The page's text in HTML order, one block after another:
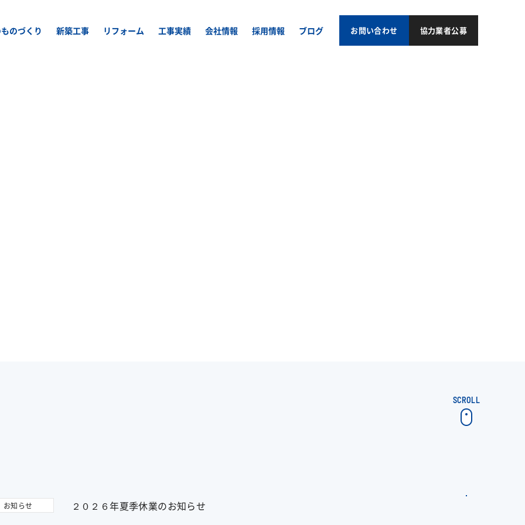
のづくり 新築工事 リフォーム 工事実績 会社情報 採用情報 ブログ お問い合わせ 協力業者公募
SCROLL
お知らせ ２０２６年夏季休業のお知らせ